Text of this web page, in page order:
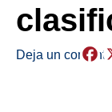
Deja un